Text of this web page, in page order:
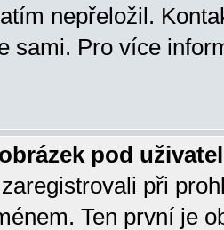
nepřeložil.
sami. Pro více
pod
při
Ten první je